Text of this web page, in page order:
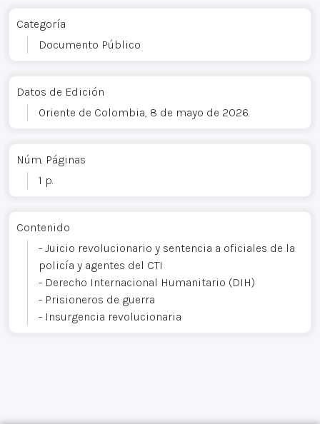
Categoría
Documento Público
Datos de Edición
Oriente de Colombia, 8 de mayo de 2026.
Núm. Páginas
1 p.
Contenido
- Juicio revolucionario y sentencia a oficiales de la
policía y agentes del CTI
- Derecho Internacional Humanitario (DIH)
- Prisioneros de guerra
- Insurgencia revolucionaria